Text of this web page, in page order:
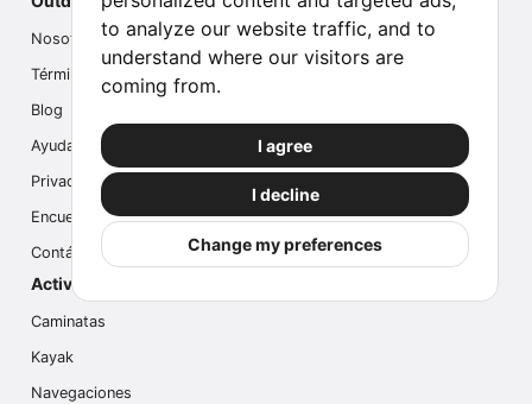
to analyze our website traffic, and to
understand where our visitors are
coming from.
I agree
I decline
Change my preferences
Nosotros
Términos
Blog
Ayuda
Privacidad
Encuesta
Contáctanos
Actividades populares
Caminatas
Kayak
Navegaciones